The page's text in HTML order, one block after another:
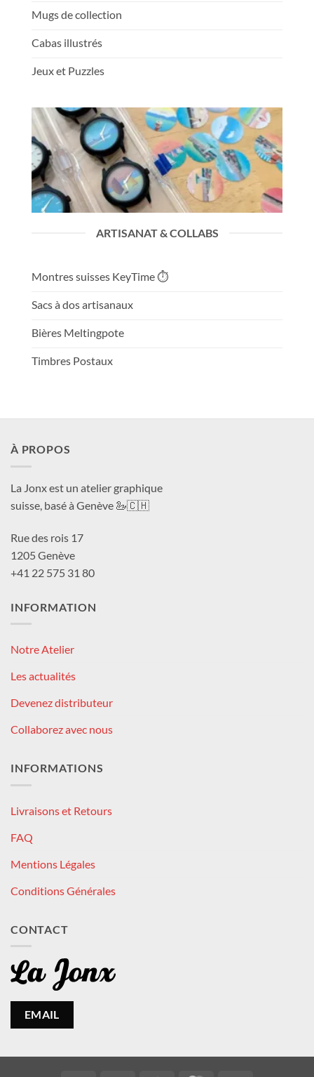
Mugs de collection
Cabas illustrés
Jeux et Puzzles
ARTISANAT & COLLABS
Montres suisses KeyTime ⏱️
Sacs à dos artisanaux
Bières Meltingpote
Timbres Postaux
À PROPOS
La Jonx est un atelier graphique
suisse, basé à Genève 🦢🇨🇭
Rue des rois 17
1205 Genève
+41 22 575 31 80
INFORMATION
Notre Atelier
Les actualités
Devenez distributeur
Collaborez avec nous
INFORMATIONS
Livraisons et Retours
FAQ
Mentions Légales
Conditions Générales
CONTACT
EMAIL